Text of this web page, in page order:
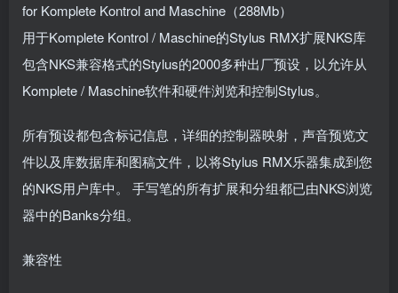
for Komplete Kontrol and Maschine（288Mb）
用于Komplete Kontrol / Maschine的Stylus RMX扩展NKS库
包含NKS兼容格式的Stylus的2000多种出厂预设，以允许从
Komplete / Maschine软件和硬件浏览和控制Stylus。
所有预设都包含标记信息，详细的控制器映射，声音预览文
件以及库数据库和图稿文件，以将Stylus RMX乐器集成到您
的NKS用户库中。 手写笔的所有扩展和分组都已由NKS浏览
器中的Banks分组。
兼容性